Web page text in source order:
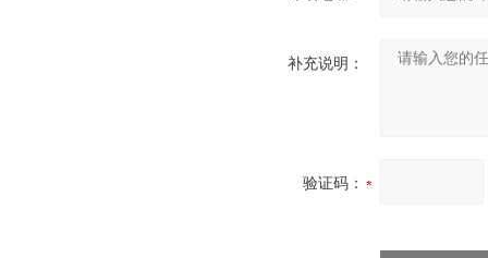
补充说明：
验证码：